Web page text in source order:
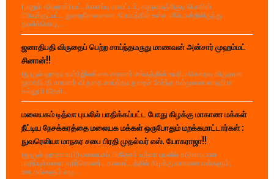
(பாறுக் ஷிஹான்) மட்டக்களப்பு மாவட்டம், களுவாஞ்சிகுடி பொலிஸ்
பிரிவுக்குட்பட்ட துறைநீலாவணை கிராமத்தில் உள்ள வீடொன்றிலிருந்து
தாலிக்கொடி,...
ஜனாதிபதி விருதைப் பெற்ற சாய்ந்தமருது மாணவன் அன்சார் முஹம்மட்
சினான்!!
(நூருல் ஹுதா உமர்) இலங்கை சாரணர் சங்கத்தின் உயரிய கௌரவ விருதான
ஜனாதிபதி சாரணர் விருதை சாய்ந்தமருதைச் சேர்ந்த கல்முனை ஸாஹிரா
கல்லூரி (தேசி...
மலையகம் டித்வா புயலில் பாதிக்கப்பட்ட போது கிழக்கு மாகாண மக்கள்
நீட்டிய நேசக்கரத்தை மலையக மக்கள் ஒருபோதும் மறக்கமாட்டார்கள் :
நுவரெலியா மாநகர சபை பிரதி முதல்வர் எஸ். யோகராஜா!!
(நூருல் ஹுதா உமர்) மலையகப் பிரதேசம் டித்வா புயலில் கடுமையான
பாதிப்புக்களை எதிர்கொண்ட காலகட்டத்தில் கிழக்கு மாகாண மக்களும்,
ஊடகங்களும் வழ...